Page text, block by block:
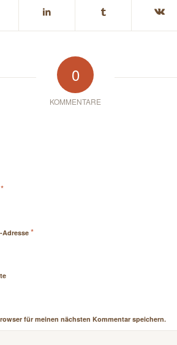
0
KOMMENTARE
*
Adresse*
für meinen nächsten Kommentar speichern.